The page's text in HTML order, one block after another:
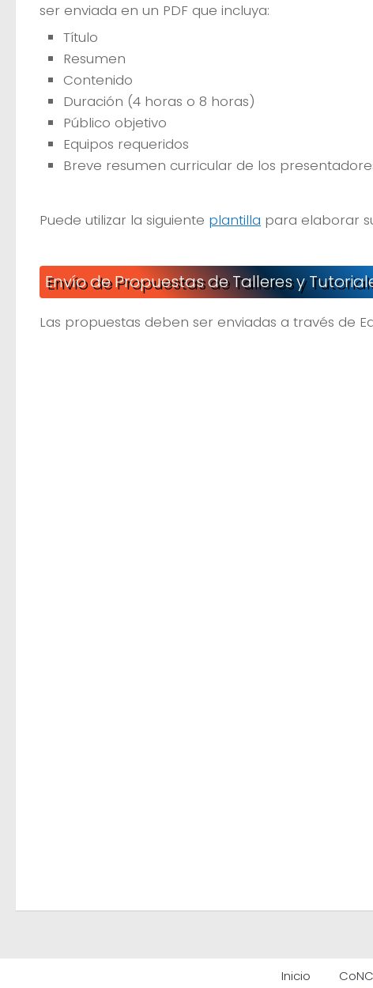
ser enviada en un PDF que incluya:
Título
Resumen
Contenido
Duración (4 horas o 8 horas)
Público objetivo
Equipos requeridos
Breve resumen curricular de los
Puede utilizar la siguiente plantilla para elaborar
Envío de Propuestas de Talleres y
Las propuestas deben ser enviadas a través de
Inicio